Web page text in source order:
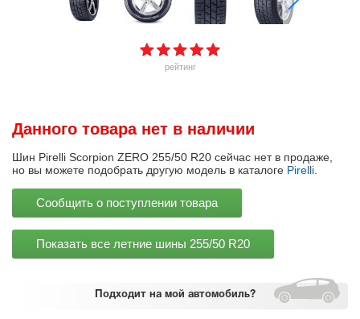
рейтинг
Подходит на мой автомобиль?
Данного товара нет в наличии
Шин Pirelli Scorpion ZERO 255/50 R20 сейчас нет в продаже,
но вы можете подобрать другую модель в каталоге Pirelli
Сообщить о поступлении товара
Показать все летние шины 255/50 R20